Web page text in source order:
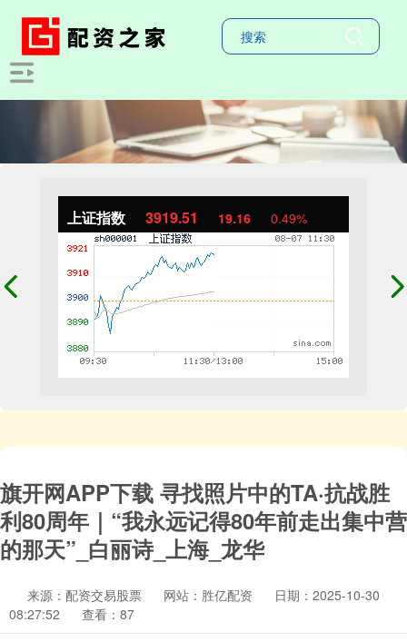
上证指数 3919.51 19.16 0.49%
旗开网APP下载 寻找照片中的TA·抗战胜
利80周年｜“我永远记得80年前走出集中营
的那天”_白丽诗_上海_龙华
来源：配资交易股票 网站：胜亿配资
日期：2025-10-30
08:27:52
查看：87